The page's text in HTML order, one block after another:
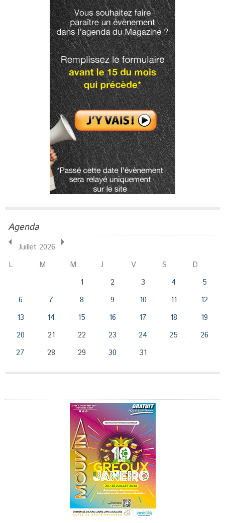
Agenda
Juillet 2026
L
M M J V S
D
1
2 3 4
5
6
7 8 9 10 11
12
13
14 15 16 17 18
19
20
21 22 23 24 25
26
27
28 29 30 31